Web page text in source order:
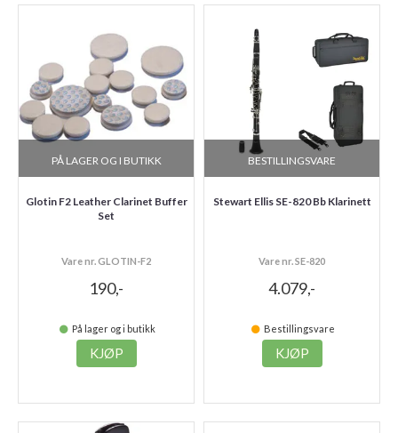
PÅ LAGER OG I BUTIKK
Glotin F2 Leather Clarinet Buffer
Set
Vare nr. GLOTIN-F2
190,-
På lager og i butikk
KJØP
BESTILLINGSVARE
Stewart Ellis SE-820 Bb Klarinett
Vare nr. SE-820
4.079,-
Bestillingsvare
KJØP